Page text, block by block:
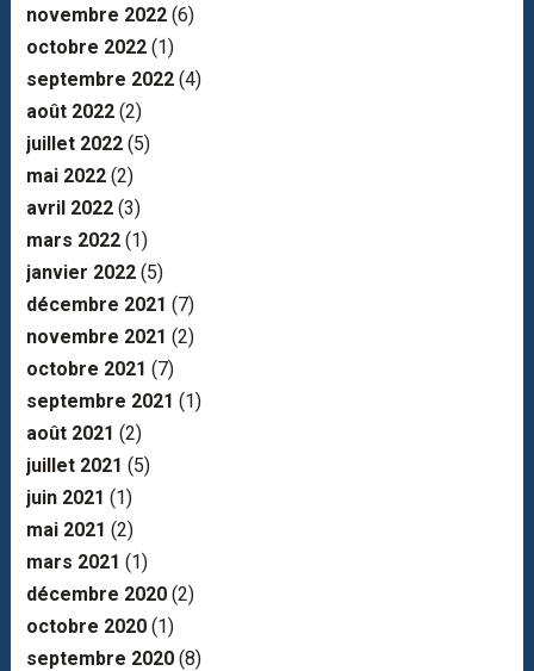
novembre 2022(6)
octobre 2022(1)
septembre 2022(4)
août 2022(2)
juillet 2022(5)
mai 2022(2)
avril 2022(3)
mars 2022(1)
janvier 2022(5)
décembre 2021 (7)
novembre 2021 (2)
octobre 2021 (7)
septembre 2021 (1)
août 2021 (2)
juillet 2021 (5)
juin 2021 (1)
mai 2021 (2)
mars 2021 (1)
décembre 2020(2)
octobre 2020(1)
septembre 2020(8)